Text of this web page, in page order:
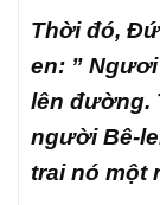
Thời đó,
en: ”
lên đường.
người Bê-
trai nó một